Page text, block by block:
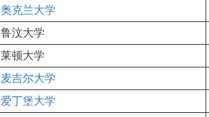
奥克兰大学
鲁汶大学
莱顿大学
麦吉尔大学
爱丁堡大学